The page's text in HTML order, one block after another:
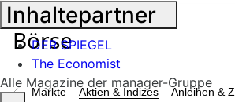
Märkte Aktien & Indizes Anleihen &
Inhaltepartner
DER SPIEGEL
The Economist
Alle Magazine der manager-Gruppe